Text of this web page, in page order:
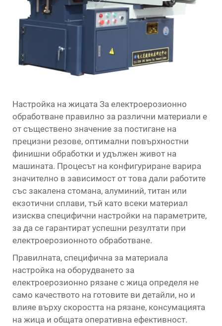
Настройка на жицата За електроерозионно
обработване правилно за различни материали е
от съществено значение за постигане на
прецизни резове, оптимални повърхностни
финишни обработки и удължен живот на
машината. Процесът на конфигуриране варира
значително в зависимост от това дали работите
със закалена стомана, алуминий, титан или
екзотични сплави, тъй като всеки материал
изисква специфични настройки на параметрите,
за да се гарантират успешни резултати при
електроерозионното обработване.
Правилната, специфична за материала
настройка на оборудването за
електроерозионно рязане с жица определя не
само качеството на готовите ви детайли, но и
влияе върху скоростта на рязане, консумацията
на жица и общата оперативна ефективност.